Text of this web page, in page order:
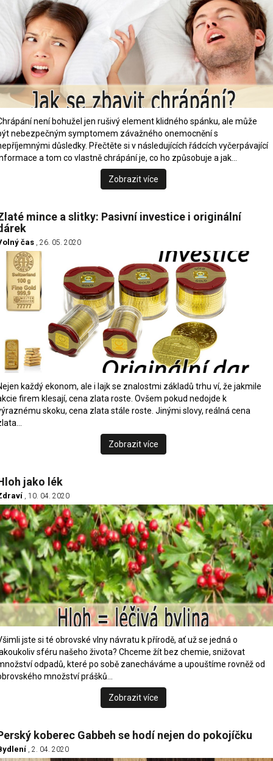
není bohužel jen rušivý element klidného spánku, ale může
nebezpečným symptomem závažného onemocnění s
důsledky. Přečtěte si v následujících řádcích vyčerpávající
a tom co vlastně chrápání je, co ho způsobuje a jak…
Zobrazit více
mince a slitky: Pasivní investice i originální
čas , 26. 05. 2020
každý ekonom, ale i lajk se znalostmi základů trhu ví, že jakmile
firem klesají, cena zlata roste. Ovšem pokud nedojde k
skoku, cena zlata stále roste. Jinými slovy, reálná cena
Zobrazit více
jako lék
, 10. 04. 2020
jste si té obrovské vlny návratu k přírodě, ať už se jedná o
sféru našeho života? Chceme žít bez chemie, snižovat
odpadů, které po sobě zanecháváme a upouštíme rovněž od
množství prášků…
Zobrazit více
koberec Gabbeh se hodí nejen do pokojíčku
, 2. 04. 2020